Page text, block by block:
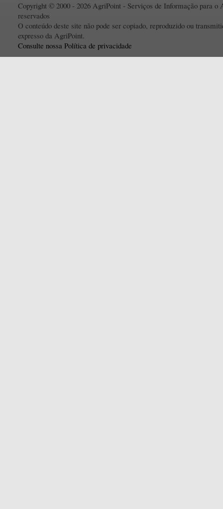
Copyright © 2000 - 2026 AgriPoint - Serviços de Informação para o
reservados
O conteúdo deste site não pode ser copiado, reproduzido ou
expresso da AgriPoint.
Consulte nossa Política de privacidade